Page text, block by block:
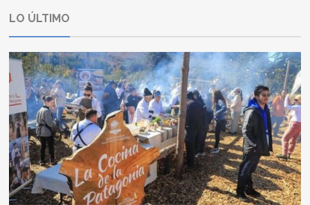
LO ÚLTIMO